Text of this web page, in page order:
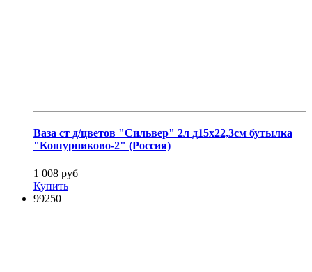
Ваза ст д/цветов "Сильвер" 2л д15х22,3см бутылка
"Кошурниково-2" (Россия)
1 008 руб
Купить
99250